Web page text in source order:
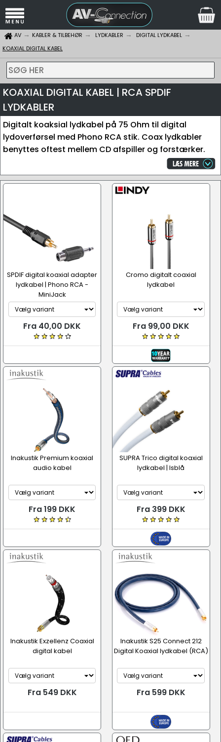
AV KABLER & TILBEHØR LYDKABLER
DIGITAL LYDKABEL
KOAXIAL DIGITAL KABEL
SØG HER
KOAXIAL DIGITAL KABEL | RCA SPDIF
LYDKABLER
Digitalt koaksial lydkabel på 75 Ohm til digital
lydoverførsel med Phono RCA stik. Coax lydkabler
benyttes oftest mellem CD afspiller og forstærker.
SPDIF digital koaxial adapter
lydkabel | Phono RCA -
MiniJack
Fra 40,00 DKK
Cromo digitalt coaxial
lydkabel
Fra 99,00 DKK
Inakustik Premium koaxial
audio kabel
Fra 199 DKK
SUPRA Trico digital koaxial
lydkabel | Isblå
Fra 399 DKK
Inakustik Exzellenz Coaxial
digital kabel
Fra 549 DKK
Inakustik S25 Connect 212
Digital Koaxial lydkabel (RCA)
Fra 599 DKK